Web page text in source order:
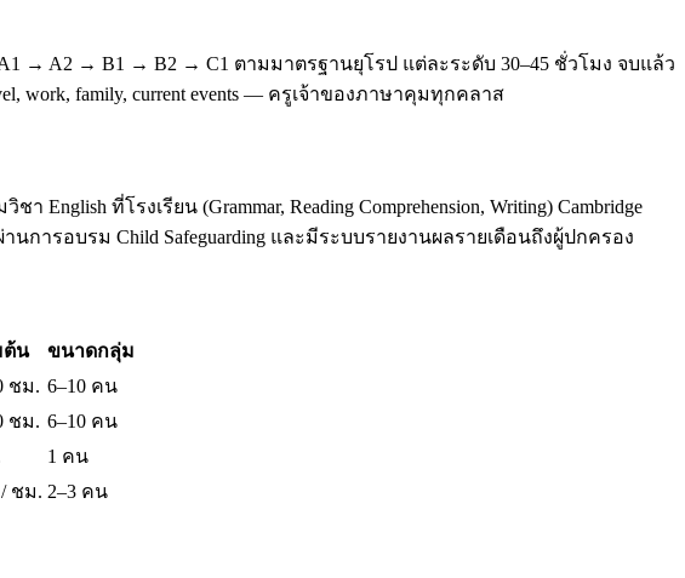
→ A2 → B1 → B2 → C1 ตามมาตรฐานยุโรป แต่ละระดับ 30–45 ชั่วโมง จบแล้ว
work, family, current events — ครูเจ้าของภาษาคุมทุกคลาส
English ที่โรงเรียน (Grammar, Reading Comprehension, Writing) Cambridge
นการอบรม Child Safeguarding และมีระบบรายงานผลรายเดือนถึงผู้ปกครอง
ต้น
ขนาดกลุ่ม
ชม. 6–10 คน
ชม. 6–10 คน
1 คน
ชม. 2–3 คน